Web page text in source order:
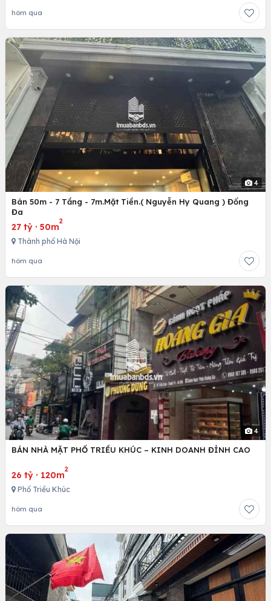
hôm qua
4
Bán 50m - 7 Tầng - 7m.Mặt Tiền.( Nguyễn Hy Quang ) Đống
Đa
27 tỷ · 50m
2
Thành phố Hà Nội
hôm qua
4
BÁN NHÀ MẶT PHỐ TRIỀU KHÚC – KINH DOANH ĐỈNH CAO
26 tỷ · 120m
2
Phố Triều Khúc
hôm qua